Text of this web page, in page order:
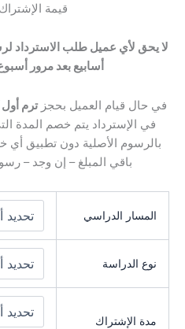
قيمة
أسابيع بعد مرور
في حال قيام العميل بحجزترم
في الإسترداد يتم خصم المدة
باقي المبلغ – إن وجد –
المسار الدراسي
نوع الدراسة
مدة الإشتراك